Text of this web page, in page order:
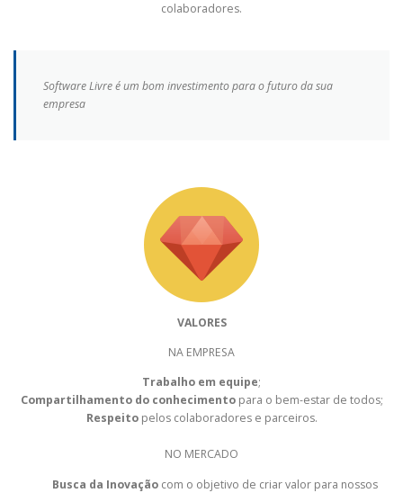
colaboradores.
Software Livre é um bom investimento para o futuro da sua
empresa
VALORES
NA EMPRESA
Trabalho em equipe;
Compartilhamento do conhecimentopara o bem-estar de todos;
Respeitopelos colaboradores e parceiros.
NO MERCADO
Busca da Inovação com o objetivo de criar valor para nossos